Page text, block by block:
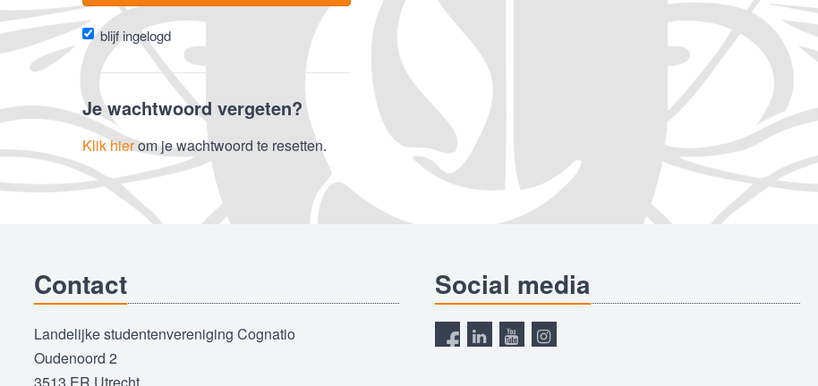
blijf ingelogd
Je wachtwoord vergeten?
Klik hierom je wachtwoord te resetten.
Contact
Landelijke studentenvereniging Cognatio
Oudenoord 2
Social media